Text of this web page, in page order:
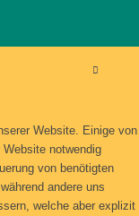
Website. Einige von
notwendig
von benötigten
andere uns
welche aber explizit